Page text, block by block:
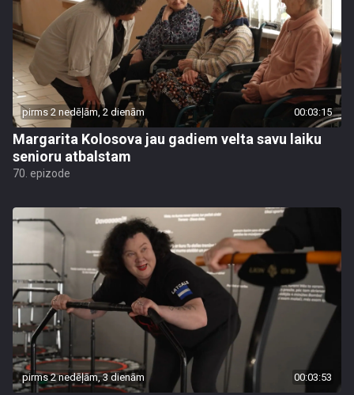
pirms 2 nedēļām, 2 dienām 00:03:15
Margarita Kolosova jau gadiem velta savu laiku
senioru atbalstam
70. epizode
pirms 2 nedēļām, 3 dienām 00:03:53